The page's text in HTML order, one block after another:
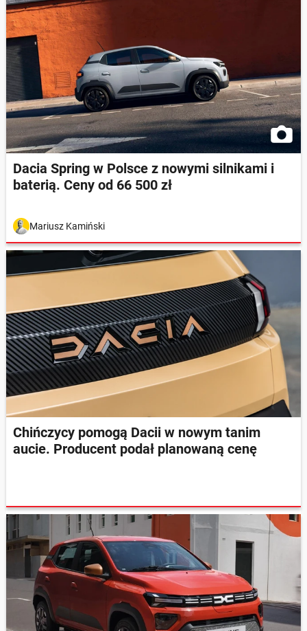
Dacia Spring w Polsce z nowymi silnikami i
baterią. Ceny od 66 500 zł
Mariusz Kamiński
Chińczycy pomogą Dacii w nowym tanim
aucie. Producent podał planowaną cenę